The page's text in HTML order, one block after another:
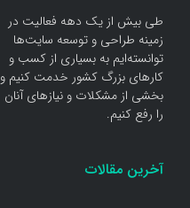
طی بیش از یک دهه فعالیت در
زمینه طراحی و توسعه سایت‌ها
توانسته‌ایم به بسیاری از کسب و
کار‌های بزرگ کشور خدمت کنیم و
بخشی از مشکلات و نیاز‌های آنان
را رفع کنیم.
آخرین مقالات